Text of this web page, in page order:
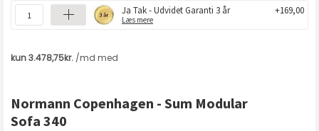
Ja Tak - Udvidet Garanti 3 år
Læs mere
+169,00
Normann Copenhagen - Sum Modular
Sofa 340